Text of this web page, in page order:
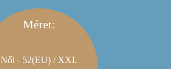
Méret:
Női - 52(EU) / XXL